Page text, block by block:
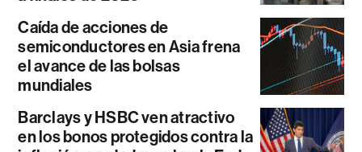
Caída de acciones de
semiconductores en Asia frena
el avance de las bolsas
mundiales
Barclays y HSBC ven atractivo
en los bonos protegidos contra la